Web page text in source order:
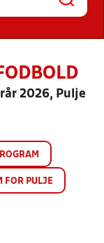
2026, Pulje
FOR PULJE